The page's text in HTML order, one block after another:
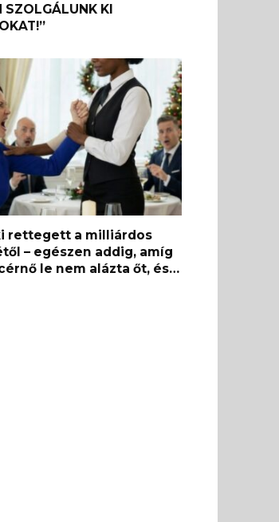
SZOLGÁLUNK KI
rettegett a milliárdos
– egészen addig, amíg
le nem alázta őt, és…